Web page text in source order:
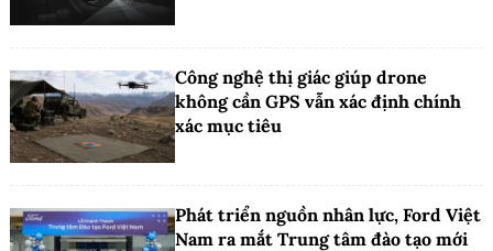
Công nghệ thị giác giúp drone
không cần GPS vẫn xác định chính
xác mục tiêu
Phát triển nguồn nhân lực, Ford Việt
Nam ra mắt Trung tâm đào tạo mới